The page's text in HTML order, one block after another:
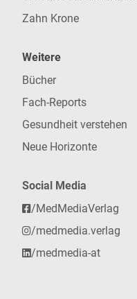
Zahn Krone
Weitere
Bücher
Fach-Reports
Gesundheit verstehen
Neue Horizonte
Social Media
/MedMediaVerlag
/medmedia.verlag
/medmedia-at